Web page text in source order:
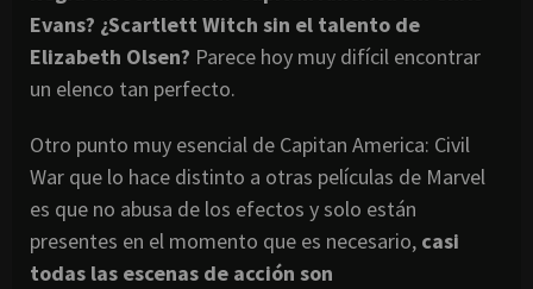
Evans? ¿Scartlett Witch sin el talento de
Elizabeth Olsen? Parece hoy muy difícil encontrar
un elenco tan perfecto.
Otro punto muy esencial de Capitan America: Civil
War que lo hace distinto a otras películas de Marvel
es que no abusa de los efectos y solo están
presentes en el momento que es necesario, casi
todas las escenas de acción son